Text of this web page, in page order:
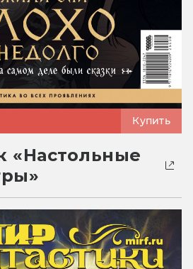
Купить
«Настольные